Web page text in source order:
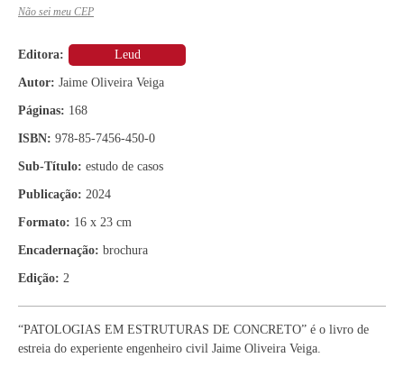
Editora: Leud
Autor: Jaime Oliveira Veiga
Páginas: 168
ISBN: 978-85-7456-450-0
Sub-Título: estudo de casos
Publicação: 2024
Formato: 16 x 23 cm
Encadernação: brochura
Edição: 2
“PATOLOGIAS EM ESTRUTURAS DE CONCRETO” é o livro de
estreia do experiente engenheiro civil Jaime Oliveira Veiga.
Não sei meu CEP